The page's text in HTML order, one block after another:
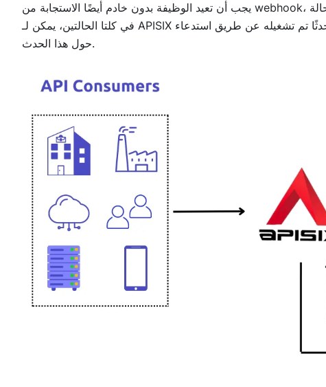
يجب أن تعيد الوظيفة بدون خادم أيضًا الاستجابة من webhook، حتى تتمكن من رؤية حالة webhook وأي رسائل خطأ إذا حدث خطأ ما.
في كلتا الحالتين، يمكن لـ APISIX التواصل مع الخدمة الهدف، وإعلامها بأن حدثًا تم تشغيله عن طريق استدعاء URL معين مع معلومات
حول هذا الحدث.